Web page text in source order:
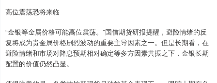
高位震荡恐将来临
“金银等金属价格可能高位震荡。”国信期货研报提醒，避险情绪的反
复将成为贵金属价格剧烈波动的重要主导因素之一。但是长期看，在
避险情绪和市场对降息预期相对确定等多方因素共振之下，金银长期
配置的价值仍然凸显。